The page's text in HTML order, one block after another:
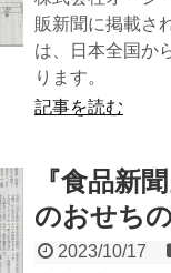
販新聞に掲載さ
は、日本全国か
ります。
記事を読む
『食品新
のおせち
2023/10/17